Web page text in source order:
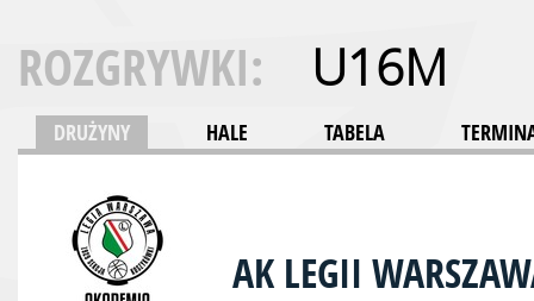
ROZGRYWKI: U16M
DRUŻYNY HALE TABELA
AK LEGII